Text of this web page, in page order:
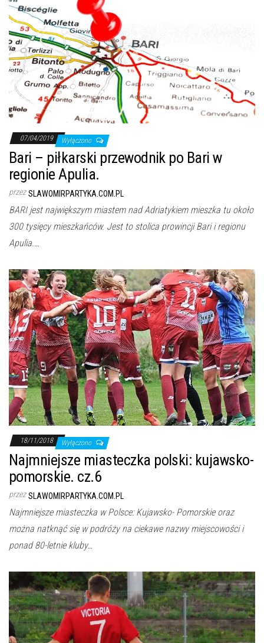
07/04/2019 Wyłączono
Bari – piłkarski przewodnik po Bari w
regionie Apulia.
przez SLAWOMIRPARTYKA.COM.PL
BARI jest największym miastem nad Adriatykiem mieszka tu około
300 tysięcy mieszkańców. Jest to stolica prowincji Bari i regionu
Apulia.…
18/11/2018 Wyłączono
Najmniejsze miasteczka polski: kujawsko-
pomorskie. cz.6
przez SLAWOMIRPARTYKA.COM.PL
Najmniejsze miasteczka w Polsce: Kujawsko- Pomorskie oraz
można natknąć się w podróży na ciekawe nazwy miejscowości i
ponad 80-letnie kluby…